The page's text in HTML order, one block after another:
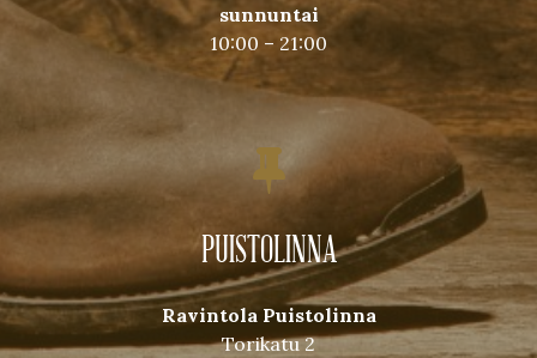
sunnuntai
10:00 – 21:00
PUISTOLINNA
Ravintola Puistolinna
Torikatu 2